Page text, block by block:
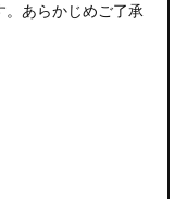
あらかじめご了承